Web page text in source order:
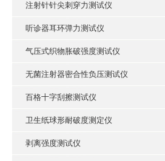
注射针针尖刺穿力测试仪
听诊器耳环弹力测试仪
气压式织物胀破强度测试仪
无菌注射器密合性负压测试仪
百格十字刮擦测试仪
卫生纸球形耐破度测定仪
剥离强度测试仪